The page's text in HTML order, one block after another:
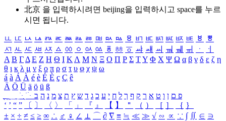
北京 을 입력하시려면 beijing을 입력하시고 space를 누르
시면 됩니다.
ㅥ ㅦ ㅧ ㅨ ㅩ ㅪ ㅫ ㅬ ㅭ ㅮ ㅯ ㅰ ㅱ ㅲ ㅳ ㅴ ㅵ ㅶ ㅷ ㅸ
ㅹ
ㅺ ㅻ ㅼ ㅽ ㅾ ㅿ ㆀ ㆁ ㆂ ㆃ ㆄ ㆅ ㆆ ㆇ ㆈ ㆉ ㆊ ㆋ ㆌ ㆍ
ㆎ
Α Β ΓΔ Ε Ζ Η Θ Ι ΚΛ Μ Ν Ξ Ο Π Ρ Σ ΤΥ Φ Χ Ψ Ω α β γ δ ε ζ η
θ ι κ λ μ ν ξ ο π ρ σ τ υ φ χ ψ ω
á à Á À é è É È ç Ç ê
Ä Ö Ü ä ö ü ß
ִֶֹ ֻּ ׁׂ פ ם ן ו ט א ר ק ף ך ל ח י ע כ ג ד ש ץ ת צ מ נ ה ב
‘ ’ “ ” 〔 〕 〈 〉 「 」 『 』 【 】 ＂ （ ） ［ ］ ｛ ｝
± × ÷ ≠ ≤ ≥ ∞ ∴ ♂ ♀ ∠ ⊥ ⌒ ∂ ∇ ≡ ≒ ≪ ≫ √ ∽ ∝ ∵ ∫ ∬ ∈ ∋